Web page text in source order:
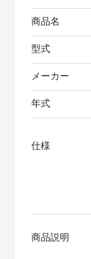
商品名
型式
メーカー
年式
仕様
商品説明